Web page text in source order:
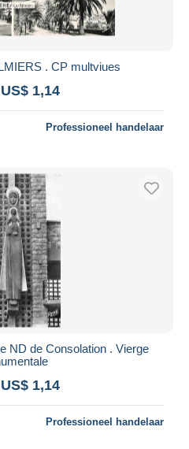
. CP multviues
1,14
Professioneel handelaar
ND de Consolation . Vierge
1,14
Professioneel handelaar